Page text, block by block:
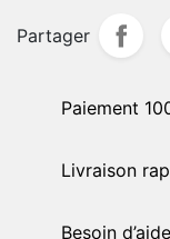
Partager
Paiement
Livraison
Besoin